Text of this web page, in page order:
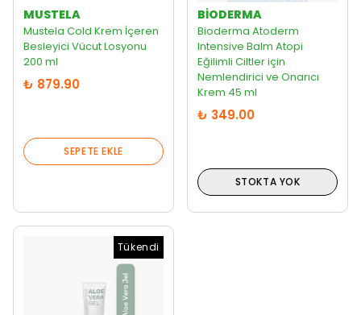
MUSTELA
Mustela Cold Krem İçeren
Besleyici Vücut Losyonu
200 ml
₺ 879.90
SEPETE EKLE
BIODERMA
Bioderma Atoderm
Intensive Balm Atopi
Eğilimli Ciltler için
Nemlendirici ve Onarıcı
Krem 45 ml
₺ 349.00
STOKTA YOK
Tükendi